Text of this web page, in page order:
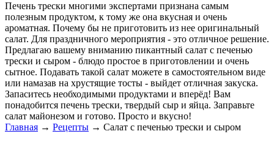
Печень трески многими экспертами признана самым
полезным продуктом, к тому же она вкусная и очень
ароматная. Почему бы не приготовить из нее оригинальный
салат. Для праздничного мероприятия - это отличное решение.
Предлагаю вашему вниманию пикантный салат с печенью
трески и сыром - блюдо простое в приготовлении и очень
сытное. Подавать такой салат можете в самостоятельном виде
или намазав на хрустящие тосты - выйдет отличная закуска.
Запаситесь необходимыми продуктами и вперёд! Вам
понадобится печень трески, твердый сыр и яйца. Заправьте
салат майонезом и готово. Просто и вкусно!
Главная → Рецепты → Салат с печенью трески и сыром